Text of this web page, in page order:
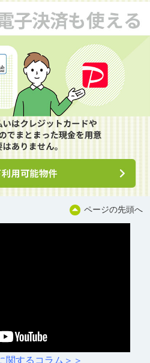
ページの先頭へ
関するコラム＞＞